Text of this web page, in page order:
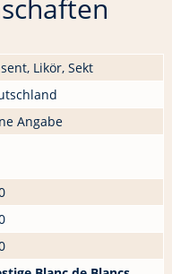
Likör, Sekt
Angabe